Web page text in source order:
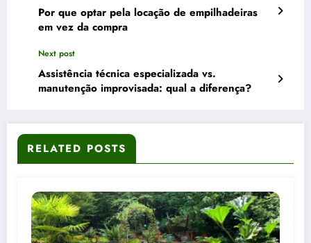
Por que optar pela locação de empilhadeiras
em vez da compra
Next post
Assistência técnica especializada vs.
manutenção improvisada: qual a diferença?
RELATED POSTS